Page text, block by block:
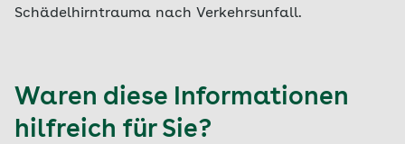
Schädelhirntrauma nach Verkehrsunfall.
Waren diese Informationen
hilfreich für Sie?